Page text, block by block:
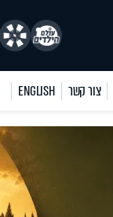
צור קשר ENGLISH